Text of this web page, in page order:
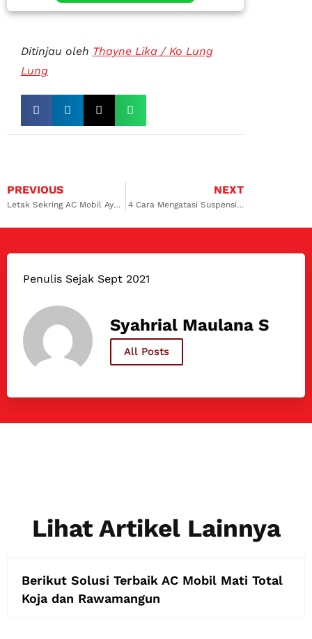
Ditinjau oleh Thayne Lika / Ko Lung
Lung
PREVIOUS
Letak Sekring AC Mobil Ayla & 5 Cara Gantinya
NEXT
4 Cara Mengatasi Suspensi Mobil Keras, Dijamin Empuk Lagi
Penulis Sejak Sept 2021
Syahrial Maulana S
All Posts
Lihat Artikel Lainnya
Berikut Solusi Terbaik AC Mobil Mati Total
Koja dan Rawamangun